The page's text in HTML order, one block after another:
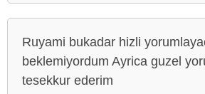
Ruyami bukadar hizli
beklemiyordum Ayrica guzel
tesekkur ederim